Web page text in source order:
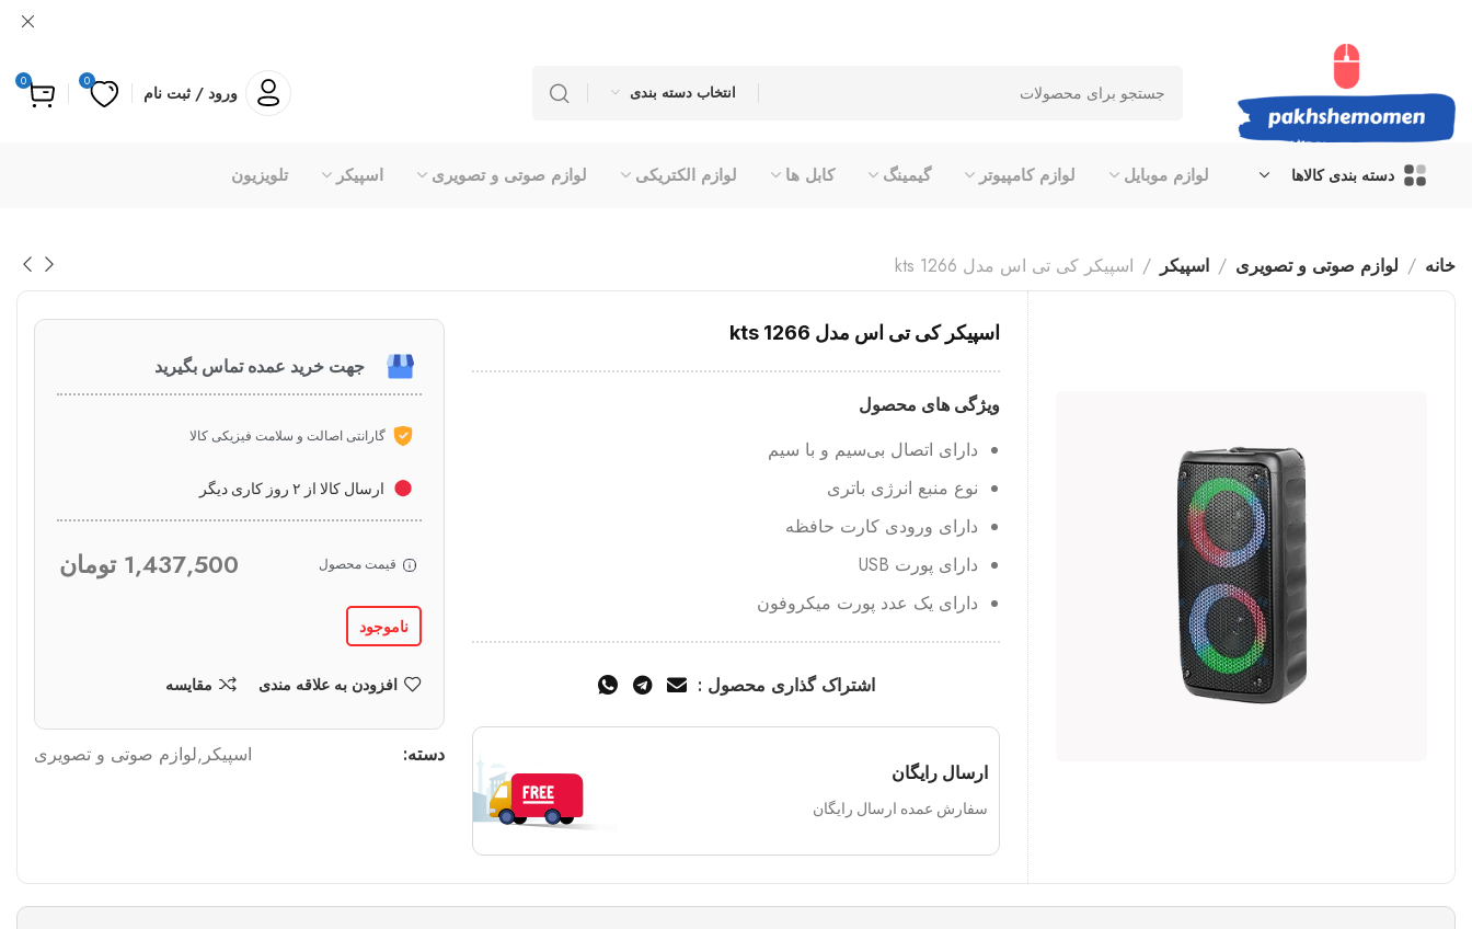
انتخاب دسته بندی ورود / ثبت نام
0
0
دسته بندی کالاها لوازم موبایل لوازم کامپیوتر گیمینگ کابل ها لوازم الکتریکی لوازم صوتی و تصویری اسپیکر تلویزیون
خانه لوازم صوتی و تصویری اسپیکر اسپیکر کی تی اس مدل kts 1266
اسپیکر کی تی اس مدل kts 1266
ویژگی های محصول
دارای اتصال بی‌سیم و با سیم
نوع منبع انرژی باتری
دارای ورودی کارت حافظه
دارای پورت USB
دارای یک عدد پورت میکروفون
اشتراک گذاری محصول :
ارسال رایگان
سفارش عمده ارسال رایگان
جهت خرید عمده تماس بگیرید
گارانتی اصالت و سلامت فیزیکی کالا
ارسال کالا از ۲ روز کاری دیگر
قیمت محصول 1,437,500 تومان
ناموجود
افزودن به علاقه مندی مقایسه
دسته: اسپیکر ,لوازم صوتی و تصویری